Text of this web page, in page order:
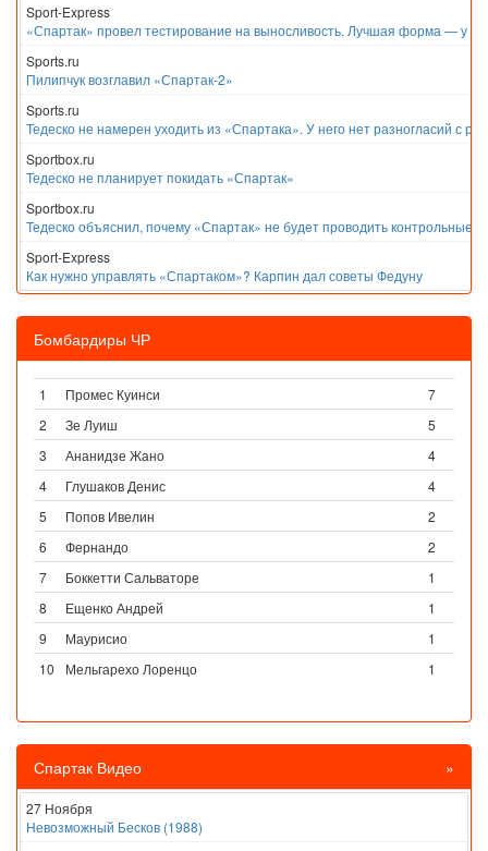
Sport-Express
«Спартак» провел тестирование на выносливость. Лучшая форма — у
Sports.ru
Пилипчук возглавил «Спартак-2»
Sports.ru
Тедеско не намерен уходить из «Спартака». У него нет разногласий с
Sportbox.ru
Тедеско не планирует покидать «Спартак»
Sportbox.ru
Тедеско объяснил, почему «Спартак» не будет проводить контрольные
Sport-Express
Как нужно управлять «Спартаком»? Карпин дал советы Федуну
Бомбардиры ЧР
1 Промес Куинси
7
2
Зе Луиш
5
3
Ананидзе Жано
4
4
Глушаков Денис
4
5
Попов Ивелин
2
6
Фернандо
2
7
Боккетти Сальваторе
1
8
Ещенко Андрей
1
9
Маурисио
1
10
Мельгарехо Лоренцо 1
Спартак Видео »
27 Ноября
Невозможный Бесков (1988)